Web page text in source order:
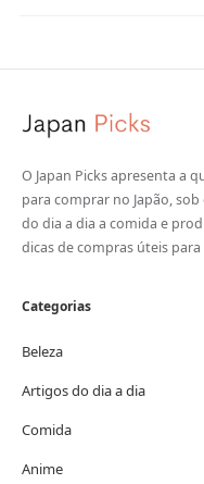
O Japan Picks apresenta a
para comprar no Japão,
do dia a dia a comida e
dicas de compras úteis para
Categorias
Beleza
Artigos do dia a dia
Comida
Anime